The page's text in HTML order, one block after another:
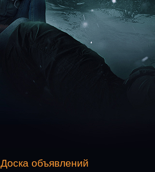
Доска объявлений